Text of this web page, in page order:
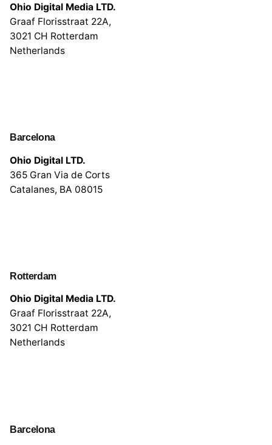
Ohio Digital Media LTD.
Graaf Florisstraat 22A,
3021 CH Rotterdam
Netherlands
Barcelona
Ohio Digital LTD.
365 Gran Via de Corts
Catalanes, BA 08015
Rotterdam
Ohio Digital Media LTD.
Graaf Florisstraat 22A,
3021 CH Rotterdam
Netherlands
Barcelona